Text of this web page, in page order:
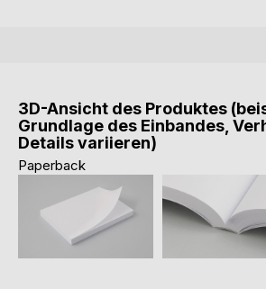
3D-Ansicht des Produktes
Grundlage des Einbandes,
Details variieren)
Paperback